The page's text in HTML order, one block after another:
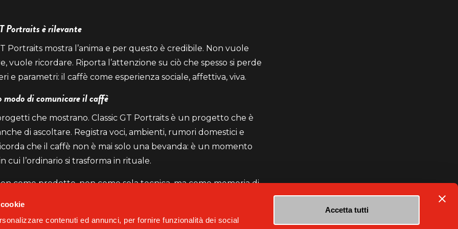
contenuti ed annunci, per fornire funzionalità dei social
Accetta tutti
Portraits è rilevante
Portraits mostra l’anima e per questo è credibile. Non vuole
vuole ricordare. Riporta l’attenzione su ciò che spesso si perde
e parametri: il caffè come esperienza sociale, affettiva, viva.
modo di comunicare il caffè
che mostrano. Classic GT Portraits è un progetto che è
di ascoltare. Registra voci, ambienti, rumori domestici e
che il caffè non è mai solo una bevanda: è un momento
cui l’ordinario si trasforma in rituale.
come prodotto, non come sola tecnica, ma come memoria di
UNISCITI AL MONDO GAGGIA
Iscriviti alla nostra newsletter
Policy
Protected by reCAPTCHA Privacy-Terms